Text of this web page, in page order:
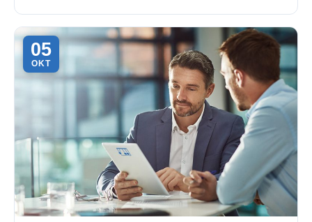
05
OKT